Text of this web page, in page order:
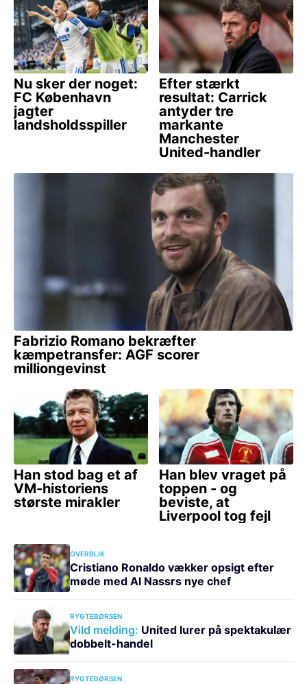
OVERBLIK
Cristiano Ronaldo vækker opsigt efter
møde med Al Nassrs nye chef
RYGTEBØRSEN
Vild melding: United lurer på spektakulær
dobbelt-handel
RYGTEBØRSEN